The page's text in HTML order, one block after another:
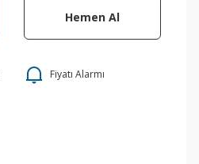
Hemen Al
Fiyatı Alarmı